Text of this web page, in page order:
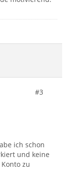
#3
ich schon
und keine
zu